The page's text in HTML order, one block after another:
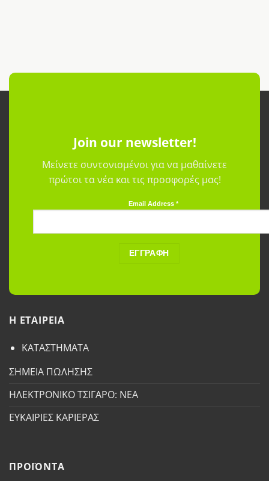
Join our newsletter!
Μείνετε συντονισμένοι για να μαθαίνετε
πρώτοι τα νέα και τις προσφορές μας!
Email Address *
H ETAΙΡΕΙΑ
ΚΑΤΑΣΤΗΜΑΤΑ
ΣΗΜΕΙΑ ΠΩΛΗΣΗΣ
ΗΛΕΚΤΡΟΝΙΚΟ ΤΣΙΓΑΡΟ: ΝΕΑ
ΕΥΚΑΙΡΙΕΣ ΚΑΡΙΕΡΑΣ
ΠΡΟΪΟΝΤΑ